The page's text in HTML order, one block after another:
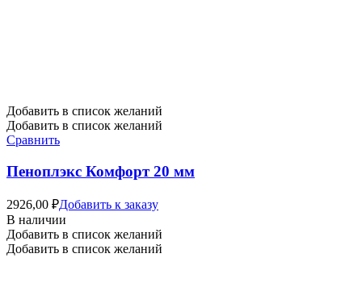
Добавить в список желаний
Добавить в список желаний
Сравнить
Пеноплэкс Комфорт 20 мм
2926,00 ₽Добавить к заказу
В наличии
Добавить в список желаний
Добавить в список желаний